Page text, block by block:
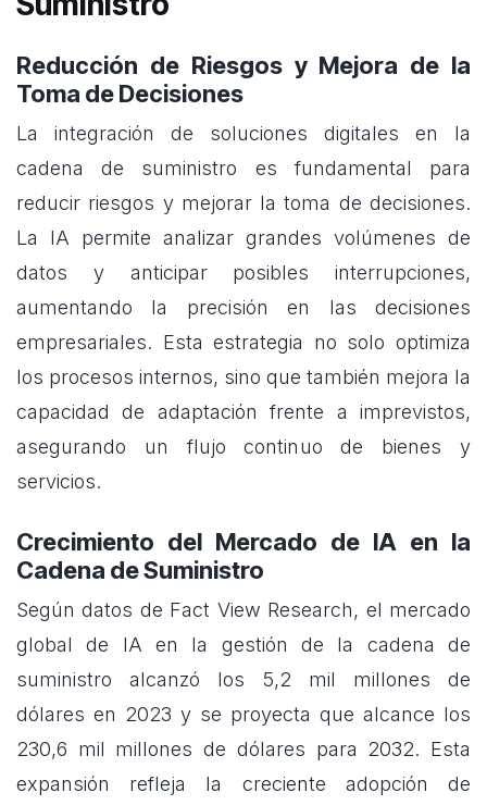
Reducción de Riesgos y Mejora de la
Toma de Decisiones
La integración de soluciones digitales en la
cadena de suministro es fundamental para
reducir riesgos y mejorar la toma de decisiones.
La IA permite analizar grandes volúmenes de
datos y anticipar posibles interrupciones,
aumentando la precisión en las decisiones
empresariales. Esta estrategia no solo optimiza
los procesos internos, sino que también mejora la
capacidad de adaptación frente a imprevistos,
asegurando un flujo continuo de bienes y
servicios.
Crecimiento del Mercado de IA en la
Cadena de Suministro
Según datos de Fact View Research, el mercado
global de IA en la gestión de la cadena de
suministro alcanzó los 5,2 mil millones de
dólares en 2023 y se proyecta que alcance los
230,6 mil millones de dólares para 2032. Esta
expansión refleja la creciente adopción de